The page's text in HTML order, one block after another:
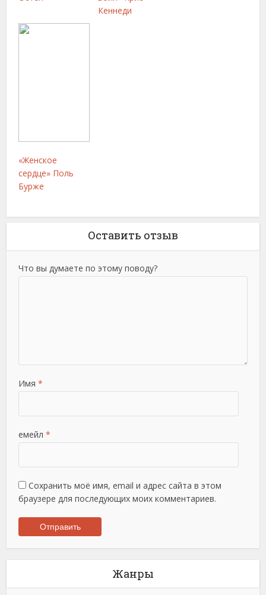
Кеннеди
«Женское
сердце» Поль
Бурже
Оставить отзыв
Что вы думаете по этому поводу?
Имя *
емейл *
Сохранить моё имя, email и адрес сайта в этом
браузере для последующих моих комментариев.
Жанры